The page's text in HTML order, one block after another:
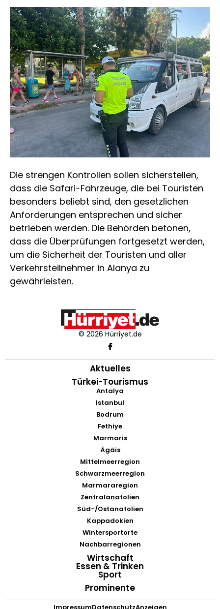
Die strengen Kontrollen sollen sicherstellen,
dass die Safari-Fahrzeuge, die bei Touristen
besonders beliebt sind, den gesetzlichen
Anforderungen entsprechen und sicher
betrieben werden. Die Behörden betonen,
dass die Überprüfungen fortgesetzt werden,
um die Sicherheit der Touristen und aller
Verkehrsteilnehmer in Alanya zu
gewährleisten.
© 2026 Hürriyet.de
Aktuelles
Türkei-Tourismus
Antalya
Istanbul
Bodrum
Fethiye
Marmaris
Ägäis
Mittelmeerregion
Schwarzmeerregion
Marmararegion
Zentralanatolien
Süd-/Ostanatolien
Kappadokien
Wintersportorte
Nachbarregionen
Wirtschaft
Essen & Trinken
Sport
Prominente